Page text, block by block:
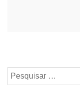
Pesquisar
por: